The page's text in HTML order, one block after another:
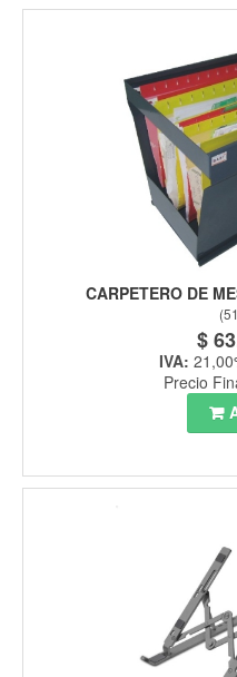
CARPETERO DE
(
$
IVA:
Precio